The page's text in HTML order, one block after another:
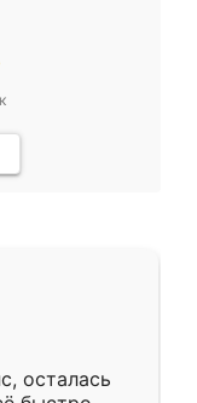
осталась